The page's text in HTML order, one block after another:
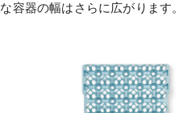
容器の幅はさらに広がります。